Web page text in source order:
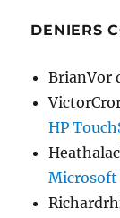
DENIERS
BrianVor
HP
Microsoft